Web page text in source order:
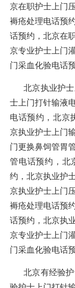
京在职护士上门
褥疮处理电话预
话预约，北京在
京专业护士上门
门采血化验电话
北京执业护
士上门打针输液
电话预约，北京
京执业护士上门
门更换鼻饲管胃
管电话预约，北
约，北京执业护
京执业护士上门
褥疮处理电话预
话预约，北京执
京专业护士上门
门采血化验电话
北京有经验